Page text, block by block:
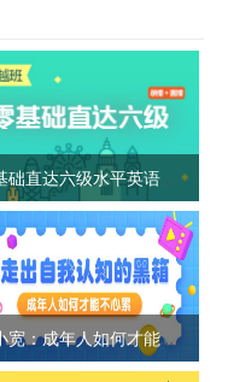
零基础直达六级水平英语学习
周小宽：成年人如何才能不心累